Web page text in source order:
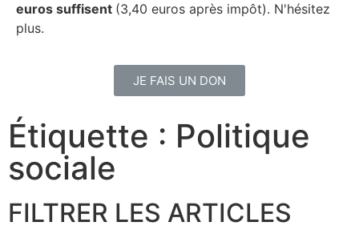
euros suffisent (3,40 euros après impôt). N'hésitez
plus.
JE FAIS UN DON
Étiquette : Politique
sociale
FILTRER LES ARTICLES